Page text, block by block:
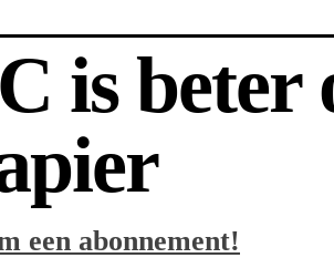
is beter
een abonnement!